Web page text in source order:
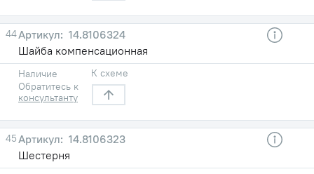
44
14.8106324
Шайба компенсационная
Наличие
Обратитесь к
консультанту
К схеме
45
14.8106323
Шестерня